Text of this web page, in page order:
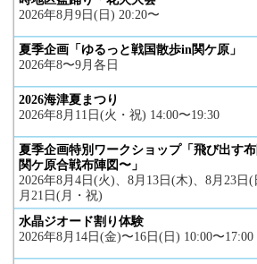
2026年8月9日(日) 20:20〜
夏季企画「ゆるっと戦国散歩in関ケ原」
2026年8〜9月各日
2026海津夏まつり
2026年8月11日(火・祝) 14:00〜19:30
夏季企画特別ワークショップ「飛び出す
関ケ原合戦布陣図〜」
2026年8月4日(火)、8月13日(木)、8月23日
月21日(月・祝)
水晶ジオード割り体験
2026年8月14日(金)〜16日(日) 10:00〜17:00